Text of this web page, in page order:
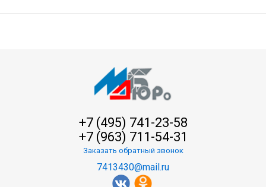
+7 (495) 741-23-58
+7 (963) 711-54-31
Заказать обратный звонок
7413430@mail.ru